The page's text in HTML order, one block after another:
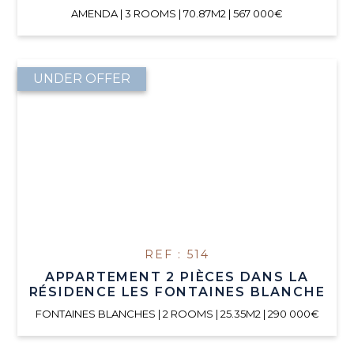
AMENDA | 3 ROOMS | 70.87M2 | 567 000€
UNDER OFFER
REF : 514
APPARTEMENT 2 PIÈCES DANS LA
RÉSIDENCE LES FONTAINES BLANCHE
FONTAINES BLANCHES | 2 ROOMS | 25.35M2 | 290 000€